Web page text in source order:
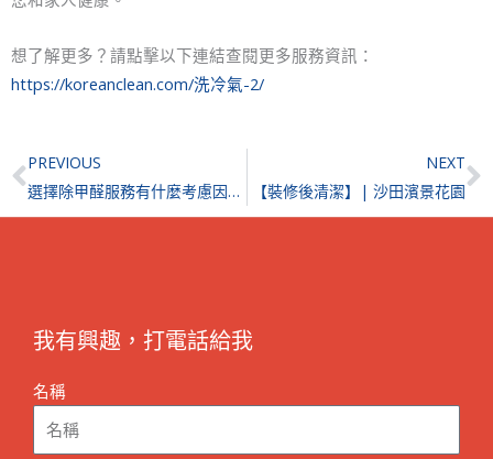
想了解更多？請點擊以下連結查閱更多服務資訊：
https://koreanclean.com/洗冷氣-2/
Prev
PREVIOUS
選擇除甲醛服務有什麼考慮因素？光觸媒、無光觸媒的差異在哪？
NEXT
【裝修後清潔】| 沙田濱景花園
我有興趣，打電話給我
名稱